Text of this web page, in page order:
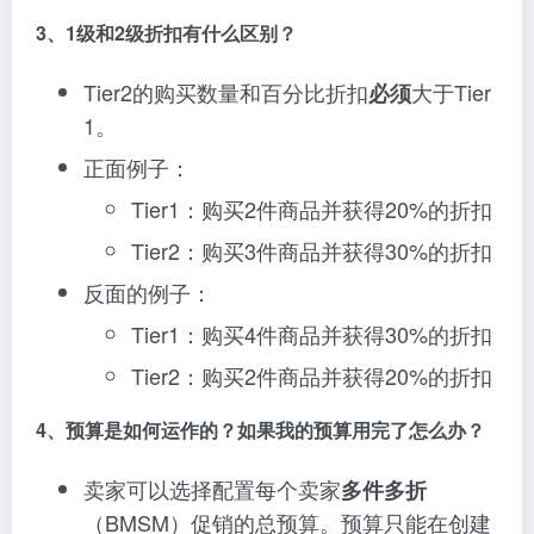
3、1级和2级折扣有什么区别？
Tier2的购买数量和百分比折扣必须大于Tier
1。
正面例子：
Tier1：购买2件商品并获得20%的折扣
Tier2：购买3件商品并获得30%的折扣
反面的例子：
Tier1：购买4件商品并获得30%的折扣
Tier2：购买2件商品并获得20%的折扣
4、预算是如何运作的？如果我的预算用完了怎么办？
卖家可以选择配置每个卖家多件多折
（BMSM）促销的总预算。预算只能在创建